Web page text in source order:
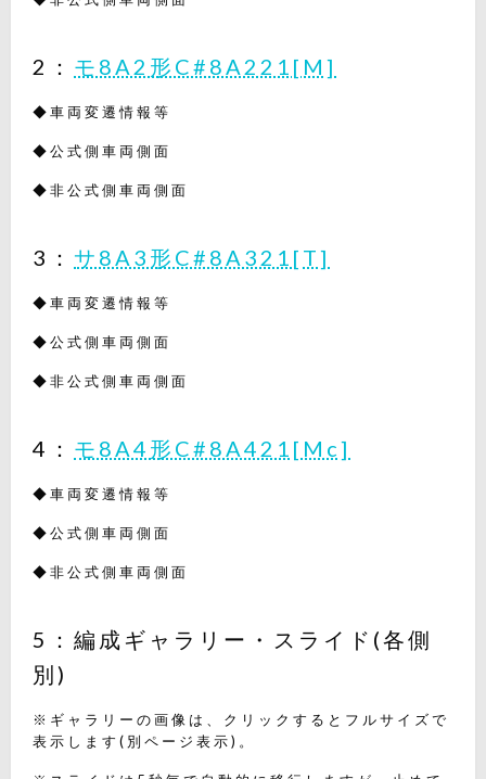
2： モ8A2形C#8A221[M]
◆車両変遷情報等
◆公式側車両側面
◆非公式側車両側面
3： サ8A3形C#8A321[T]
◆車両変遷情報等
◆公式側車両側面
◆非公式側車両側面
4： モ8A4形C#8A421[Mc]
◆車両変遷情報等
◆公式側車両側面
◆非公式側車両側面
5：編成ギャラリー・スライド(各側
別)
※ギャラリーの画像は、クリックするとフルサイズで
表示します(別ページ表示)。